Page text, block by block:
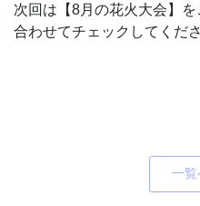
次回は【8月の花火大会】
合わせてチェックしてくだ
一覧